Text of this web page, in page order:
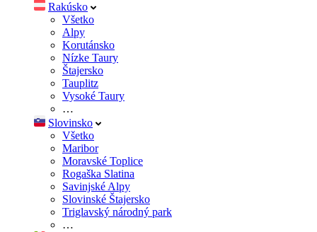
Rakúsko
Všetko
Alpy
Korutánsko
Nízke Taury
Štajersko
Tauplitz
Vysoké Taury
…
Slovinsko
Všetko
Maribor
Moravské Toplice
Rogaška Slatina
Savinjské Alpy
Slovinské Štajersko
Triglavský národný park
…